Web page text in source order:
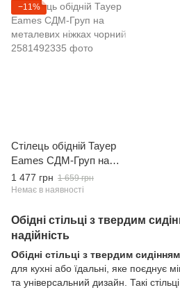
−11%
Стілець обідній Тауер
Eames СДМ-Груп на
металевих ніжках чорний
1 477 грн 1 659 грн
Немає в наявності
Обідні стільці з твердим
надійність
Обідні стільці з твердим сидінням
для кухні або їдальні, яке поєднує
та універсальний дизайн. Такі